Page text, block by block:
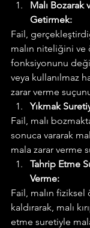
Malı Bozarak
Getirmek:
Fail,
malın niteliğini
fonksiyonunu
veya kullanılmaz
zarar verme
Yıkmak
Fail, malı
sonuca vararak
mala zarar verme
Tahrip Etme
Verme:
Fail, malın
kaldırarak, malı
etme suretiyle